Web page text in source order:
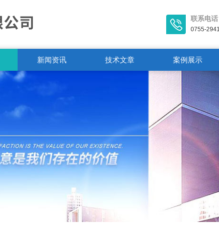
联系电话
0755-
新闻资讯 技术文章 案例展示